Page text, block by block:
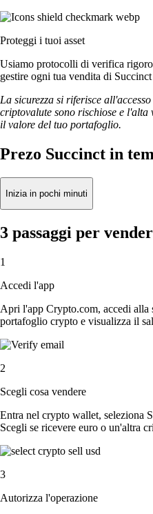
Proteggi i tuoi asset
Usiamo protocolli di verifica
gestire ogni tua vendita di
La sicurezza si riferisce
criptovalute sono rischiose e
il valore del tuo portafoglio.
Prezo Succinct in
Inizia in pochi minuti
3 passaggi per
1
Accedi l'app
Apri l'app Crypto.com, accedi alla
portafoglio crypto e visualizza il
2
Scegli cosa vendere
Entra nel crypto wallet, seleziona
Scegli se ricevere euro o un'altra
3
Autorizza l'operazione